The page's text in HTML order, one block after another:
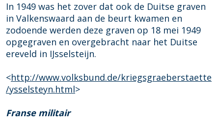
In 1949 was het zover dat ook de Duitse graven
in Valkenswaard aan de beurt kwamen en
zodoende werden deze graven op 18 mei 1949
opgegraven en overgebracht naar het Duitse
ereveld in IJsselsteijn.
<http://www.volksbund.de/kriegsgraeberstaette
/ysselsteyn.html>
Franse militair